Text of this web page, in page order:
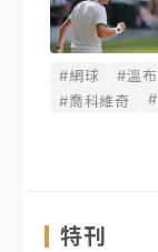
#網球 #溫
#喬科維奇
特刊